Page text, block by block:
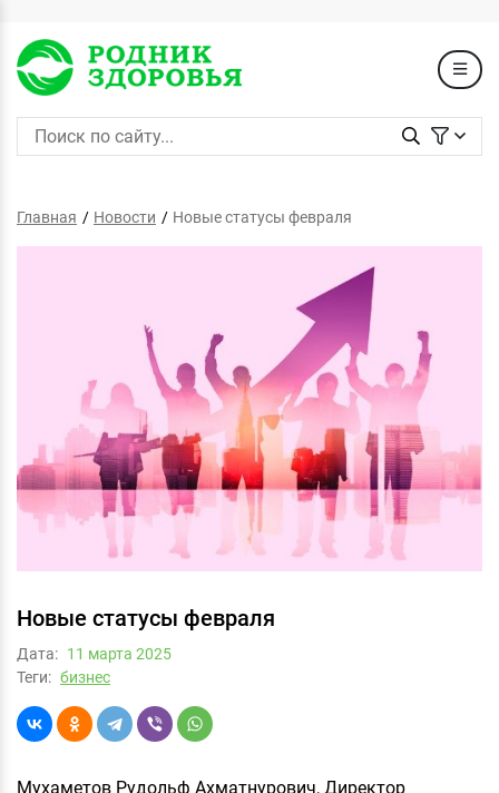
Главная Новости Новые статусы февраля
Новые статусы февраля
Дата: 11 мартa 2025
Теги: бизнес
Мухаметов Рудольф Ахматнурович, Директор